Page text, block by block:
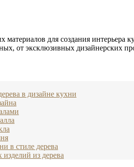
для создания интерьера
от эксклюзивных дизайнерских
в дизайне кухни
в стиле дерева
из дерева